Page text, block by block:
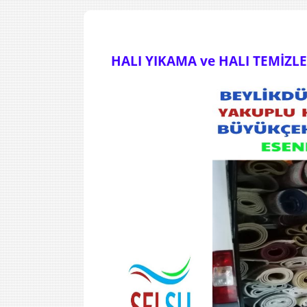
HALI YIKAMA ve HALI